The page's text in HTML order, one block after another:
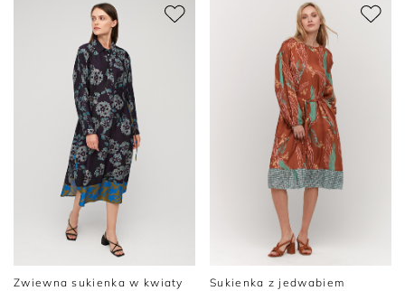
Zwiewna sukienka w kwiaty
Sukienka z jedwabiem